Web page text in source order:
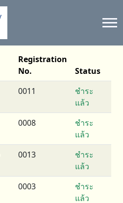
Registration
No.
Status
0011
ชำระ
แล้ว
0008
ชำระ
แล้ว
0013
ชำระ
แล้ว
0003
ชำระ
แล้ว